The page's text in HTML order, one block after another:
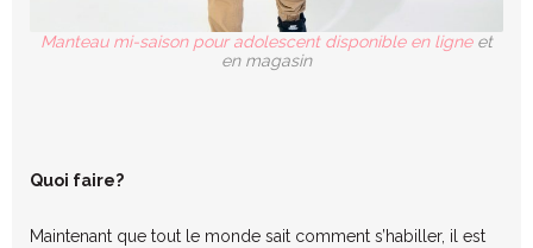
Manteau mi-saison pour adolescent disponible en ligneet
en magasin
Quoi faire?
Maintenant que tout le monde sait comment s’habiller, il est